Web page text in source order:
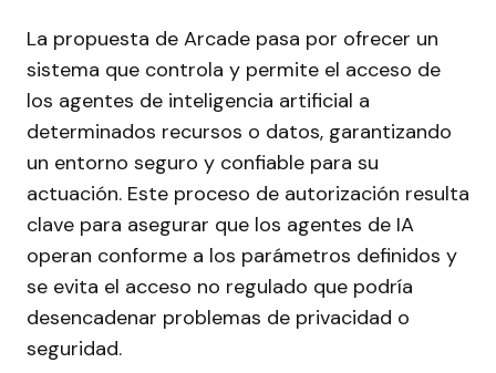
La propuesta de Arcade pasa por ofrecer un
sistema que controla y permite el acceso de
los agentes de inteligencia artificial a
determinados recursos o datos, garantizando
un entorno seguro y confiable para su
actuación. Este proceso de autorización resulta
clave para asegurar que los agentes de IA
operan conforme a los parámetros definidos y
se evita el acceso no regulado que podría
desencadenar problemas de privacidad o
seguridad.